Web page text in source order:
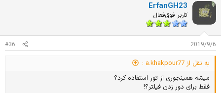
ErfanGH23
کاربر فوق‌فعال
2019/9/6
#36
به نقل از a.khakpour77 :
میشه همینجوری از تور استفاده کرد؟
فقط برای دور زدن فیلتر؟!